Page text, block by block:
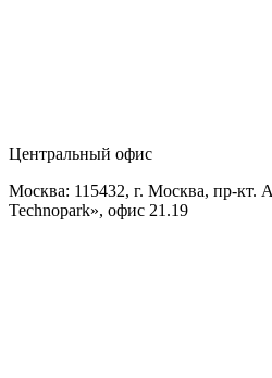
Центральный офис
Москва: 115432, г. Москва, пр-кт.
Technopark», офис 21.19